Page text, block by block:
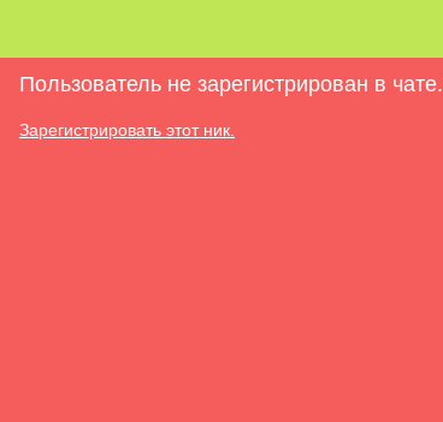
Пользователь не зарегистрирован в чате.
Зарегистрировать этот ник.